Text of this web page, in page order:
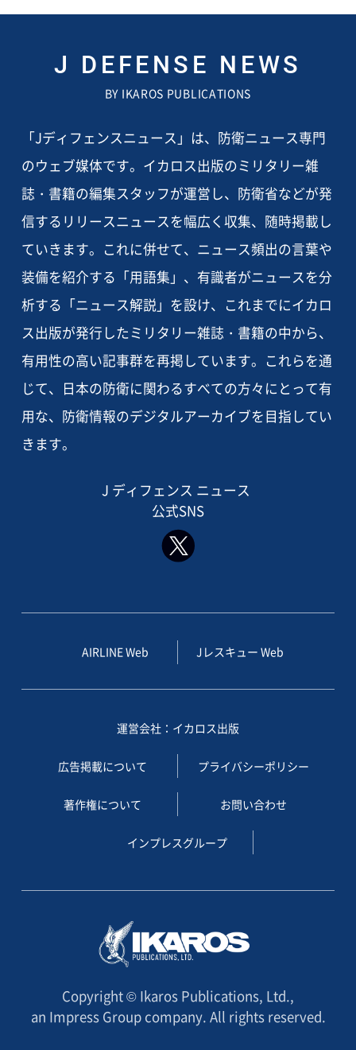
J DEFENSE NEWS
BY IKAROS PUBLICATIONS
「Jディフェンスニュース」は、防衛ニュース専門
のウェブ媒体です。イカロス出版のミリタリー雑
誌・書籍の編集スタッフが運営し、防衛省などが発
信するリリースニュースを幅広く収集、随時掲載し
ていきます。これに併せて、ニュース頻出の言葉や
装備を紹介する「用語集」、有識者がニュースを分
析する「ニュース解説」を設け、これまでにイカロ
ス出版が発行したミリタリー雑誌・書籍の中から、
有用性の高い記事群を再掲しています。これらを通
じて、日本の防衛に関わるすべての方々にとって有
用な、防衛情報のデジタルアーカイブを目指してい
きます。
J ディフェンス ニュース
公式SNS
AIRLINE Web Jレスキュー Web
運営会社：イカロス出版
広告掲載について プライバシーポリシー
著作権について お問い合わせ
インプレスグループ
Copyright © Ikaros Publications, Ltd.,
an Impress Group company. All rights reserved.